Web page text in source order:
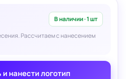
В наличии · 1 шт
Рассчитаем с нанесением
нанести логотип